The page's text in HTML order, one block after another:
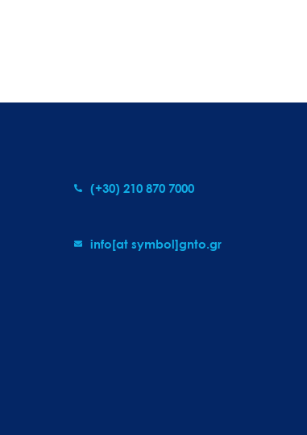
(+30) 210 870 7000
info[at symbol]gnto.gr